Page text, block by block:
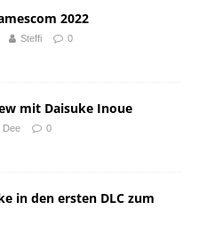
2022
Steffi 0
mit Daisuke Inoue
Dee 0
in den ersten DLC zum